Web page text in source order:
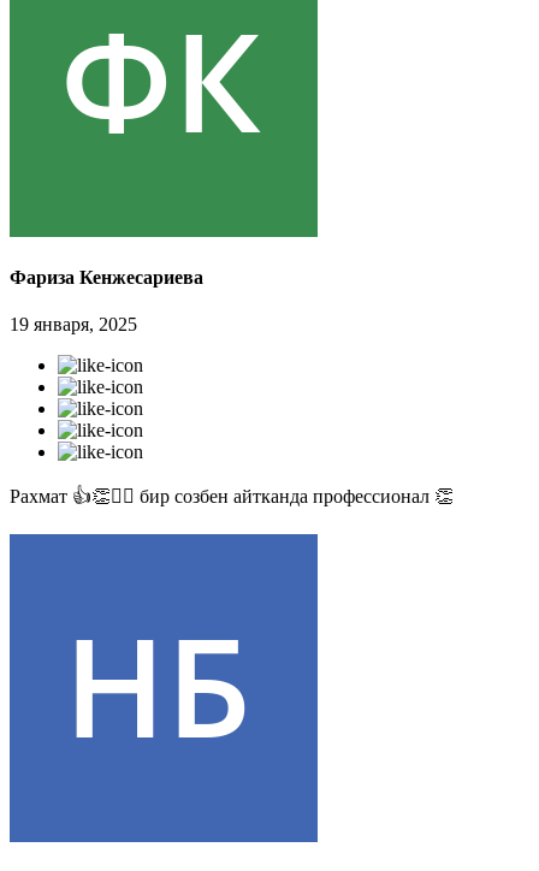
Фариза Кенжесариева
19 января, 2025
Рахмат 👍👏✊🏻 бир созбен айтканда профессионал 👏